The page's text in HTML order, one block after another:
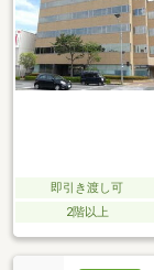
即引き渡し可
2階以上